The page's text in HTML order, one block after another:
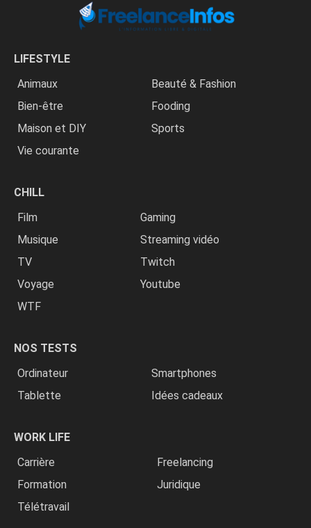
LIFESTYLE
Animaux
Beauté & Fashion
Bien-être
Fooding
Maison et DIY
Sports
Vie courante
CHILL
Film
Gaming
Musique
Streaming vidéo
TV
Twitch
Voyage
Youtube
WTF
NOS TESTS
Ordinateur
Smartphones
Tablette
Idées cadeaux
WORK LIFE
Carrière
Freelancing
Formation
Juridique
Télétravail